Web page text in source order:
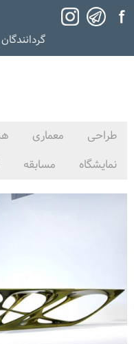
طراحی معماری
نمایشگاه
مسابقه